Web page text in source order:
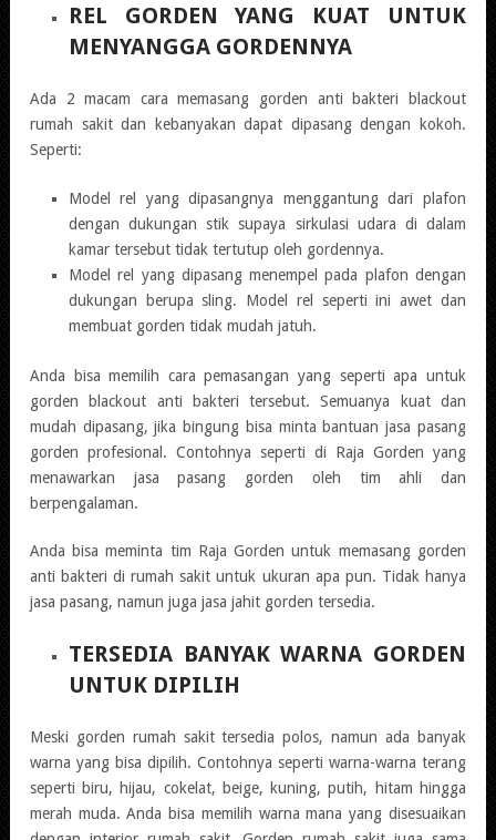
REL GORDEN YANG KUAT UNTUK
MENYANGGA GORDENNYA
Ada 2 macam cara memasang gorden anti bakteri blackout
rumah sakit dan kebanyakan dapat dipasang dengan kokoh.
Seperti:
Model rel yang dipasangnya menggantung dari plafon
dengan dukungan stik supaya sirkulasi udara di dalam
kamar tersebut tidak tertutup oleh gordennya.
Model rel yang dipasang menempel pada plafon dengan
dukungan berupa sling. Model rel seperti ini awet dan
membuat gorden tidak mudah jatuh.
Anda bisa memilih cara pemasangan yang seperti apa untuk
gorden blackout anti bakteri tersebut. Semuanya kuat dan
mudah dipasang, jika bingung bisa minta bantuan jasa pasang
gorden profesional. Contohnya seperti di Raja Gorden yang
menawarkan jasa pasang gorden oleh tim ahli dan
berpengalaman.
Anda bisa meminta tim Raja Gorden untuk memasang gorden
anti bakteri di rumah sakit untuk ukuran apa pun. Tidak hanya
jasa pasang, namun juga jasa jahit gorden tersedia.
TERSEDIA BANYAK WARNA GORDEN
UNTUK DIPILIH
Meski gorden rumah sakit tersedia polos, namun ada banyak
warna yang bisa dipilih. Contohnya seperti warna-warna terang
seperti biru, hijau, cokelat, beige, kuning, putih, hitam hingga
merah muda. Anda bisa memilih warna mana yang disesuaikan